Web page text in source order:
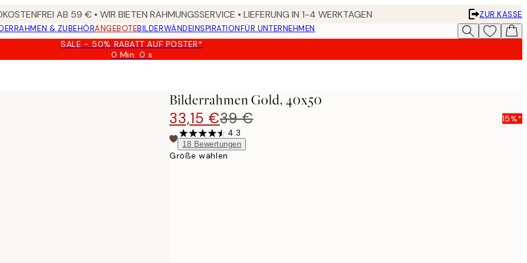
AB 59 € • WIR BIETEN RAHMUNGSSERVICE • LIEFERUNG IN 1-4 WERKTAGEN
ZUR KASSE
RAHMEN & ZUBEHÖRANGEBOTEBILDERWÄNDEINSPIRATIONFÜR UNTERNEHMEN
SALE - 50% RABATT AUF POSTER*
0 Min. 0 s
Gültig
Bilderrahmen Gold, 40x50
33,15 €39 €
15%*
4.3
18 Bewertungen
Größe wählen